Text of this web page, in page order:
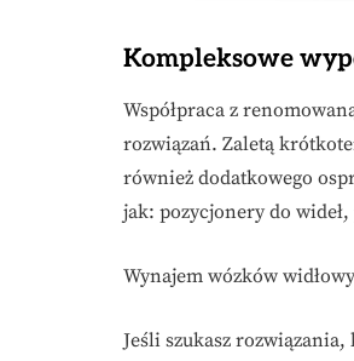
Kompleksowe
Współpraca z
rozwiązań. Zaletą
również dodatkowego
jak: pozycjonery do
Wynajem wózków
Jeśli szukasz